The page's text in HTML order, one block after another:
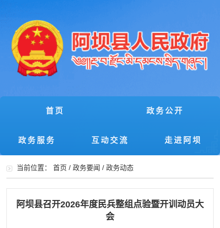
首页 政务公开
政务服务 互动交流 走进阿坝
当前位置：首页 /政务要闻 /政务动态
阿坝县召开2026年度民兵整组点验暨开训动员大
会